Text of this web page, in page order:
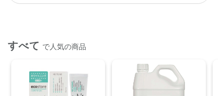
すべて で人気の商品